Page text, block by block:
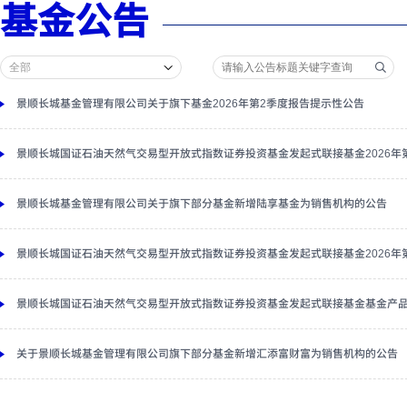
基金公告
景顺长城基金管理有限公司关于旗下基金2026年第2季度报告提示性公告
景顺长城国证石油天然气交易型开放式指数证券投资基金发起式联接基金2026年
景顺长城基金管理有限公司关于旗下部分基金新增陆享基金为销售机构的公告
景顺长城国证石油天然气交易型开放式指数证券投资基金发起式联接基金2026年
景顺长城国证石油天然气交易型开放式指数证券投资基金发起式联接基金基金产
关于景顺长城基金管理有限公司旗下部分基金新增汇添富财富为销售机构的公告